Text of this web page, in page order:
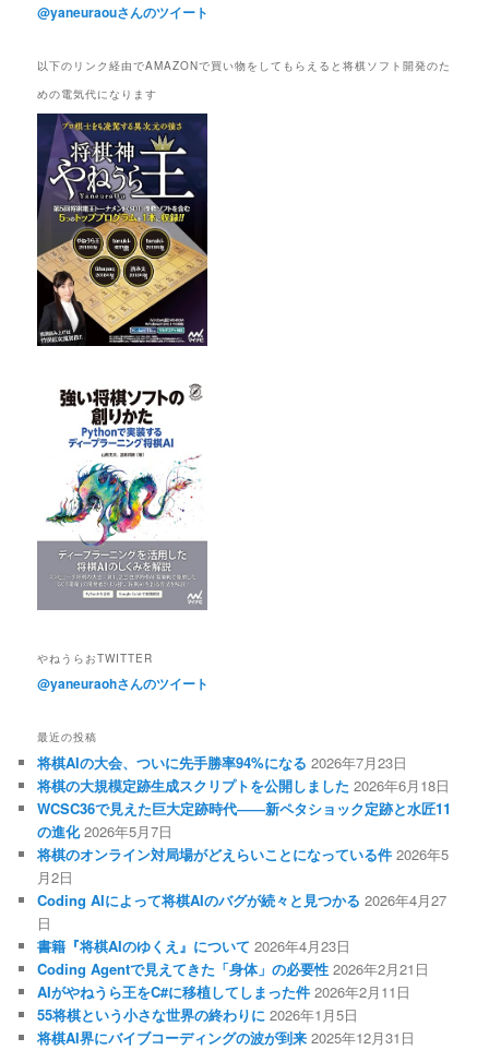
@yaneuraouさんのツイート
以下のリンク経由でAMAZONで買い物をしてもらえると将棋ソフト開発のた
めの電気代になります
やねうらおTWITTER
@yaneuraohさんのツイート
最近の投稿
将棋AIの大会、ついに先手勝率94%になる 2026年7月23日
将棋の大規模定跡生成スクリプトを公開しました 2026年6月18日
WCSC36で見えた巨大定跡時代――新ペタショック定跡と水匠11
の進化 2026年5月7日
将棋のオンライン対局場がどえらいことになっている件 2026年5
月2日
Coding AIによって将棋AIのバグが続々と見つかる 2026年4月27
日
書籍『将棋AIのゆくえ』について 2026年4月23日
Coding Agentで見えてきた「身体」の必要性 2026年2月21日
AIがやねうら王をC#に移植してしまった件 2026年2月11日
55将棋という小さな世界の終わりに 2026年1月5日
将棋AI界にバイブコーディングの波が到来 2025年12月31日